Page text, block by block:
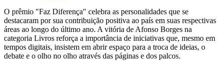
O prêmio "Faz Diferença" celebra as personalidades que se
destacaram por sua contribuição positiva ao país em suas respectivas
áreas ao longo do último ano. A vitória de Afonso Borges na
categoria Livros reforça a importância de iniciativas que, mesmo em
tempos digitais, insistem em abrir espaço para a troca de ideias, o
debate e o olho no olho através das páginas e dos palcos.